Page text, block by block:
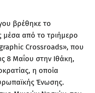
βρέθηκε το
από το τριήμερο
Crossroads», που
8 Μαΐου στην Ιθάκη,
η οποία
Ένωσης.